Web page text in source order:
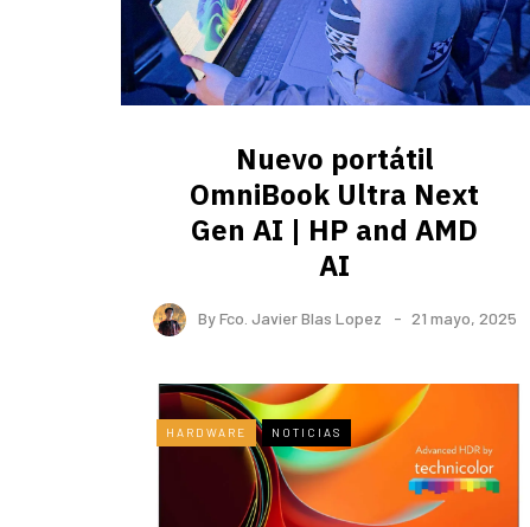
Nuevo portátil
OmniBook Ultra ​Next
Gen AI | HP and AMD
AI
ByFco. Javier Blas Lopez 21 mayo, 2025
HARDWARE NOTICIAS